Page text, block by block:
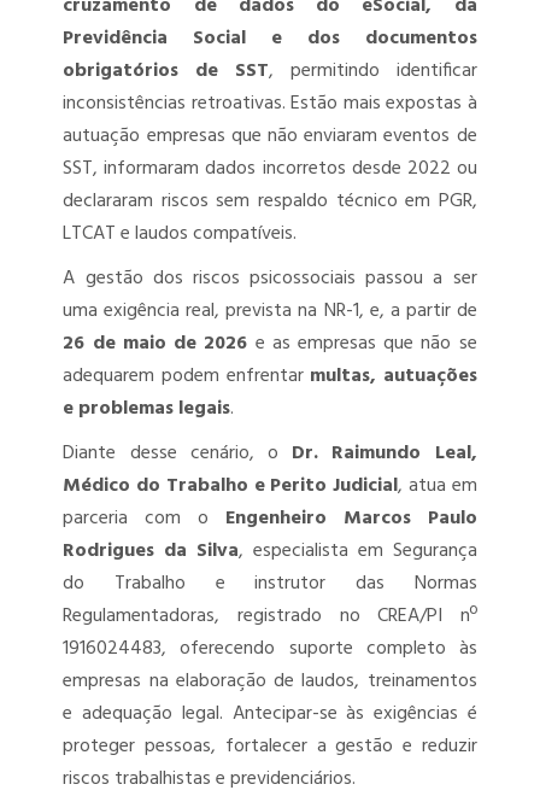
Previdência Social e dos documentos
obrigatórios de SST, permitindo identificar
inconsistências retroativas. Estão mais expostas à
autuação empresas que não enviaram eventos de
SST, informaram dados incorretos desde 2022 ou
declararam riscos sem respaldo técnico em PGR,
LTCAT e laudos compatíveis.
A gestão dos riscos psicossociais passou a ser
uma exigência real, prevista na NR-1, e, a partir de
26 de maio de 2026 e as empresas que não se
adequarem podem enfrentar multas, autuações
e problemas legais.
Diante desse cenário, o Dr. Raimundo Leal,
Médico do Trabalho e Perito Judicial, atua em
parceria com o Engenheiro Marcos Paulo
Rodrigues da Silva, especialista em Segurança
do Trabalho e instrutor das Normas
Regulamentadoras, registrado no CREA/PI nº
1916024483, oferecendo suporte completo às
empresas na elaboração de laudos, treinamentos
e adequação legal. Antecipar-se às exigências é
proteger pessoas, fortalecer a gestão e reduzir
riscos trabalhistas e previdenciários.